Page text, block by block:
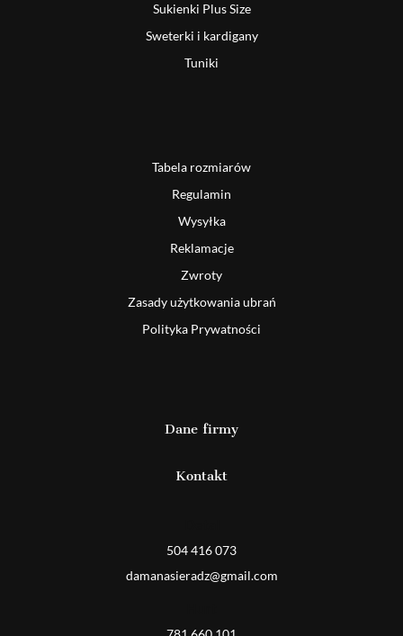
Sukienki Plus Size
Sweterki i kardigany
Tuniki
Tabela rozmiarów
Regulamin
Wysyłka
Reklamacje
Zwroty
Zasady użytkowania ubrań
Polityka Prywatności
Dane firmy
Kontakt
504 416 073
damanasieradz@gmail.com